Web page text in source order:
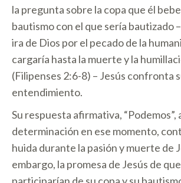
la pregunta sobre la copa que él
bautismo con el que sería bautizado
ira de Dios por el pecado de la
cargaría hasta la muerte y la
(Filipenses 2:6-8) – Jesús confronta
entendimiento.
Su respuesta afirmativa, “Podemos”,
determinación en ese momento,
huida durante la pasión y muerte de
embargo, la promesa de Jesús de